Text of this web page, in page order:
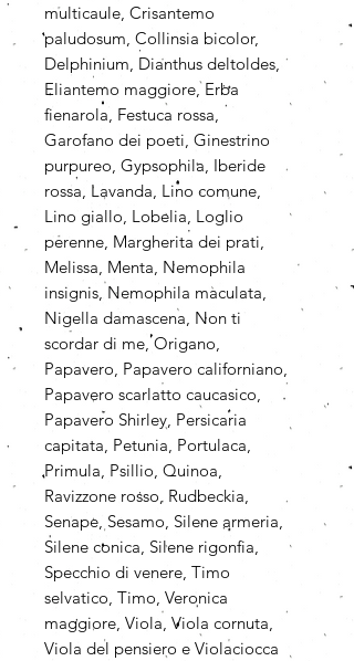
multicaule, Crisantemo
paludosum, Collinsia bicolor,
Delphinium, Dianthus deltoldes,
Eliantemo maggiore, Erba
fienarola, Festuca rossa,
Garofano dei poeti, Ginestrino
purpureo, Gypsophila, Iberide
rossa, Lavanda, Lino comune,
Lino giallo, Lobelia, Loglio
perenne, Margherita dei prati,
Melissa, Menta, Nemophila
insignis, Nemophila maculata,
Nigella damascena, Non ti
scordar di me, Origano,
Papavero, Papavero californiano,
Papavero scarlatto caucasico,
Papavero Shirley, Persicaria
capitata, Petunia, Portulaca,
Primula, Psillio, Quinoa,
Ravizzone rosso, Rudbeckia,
Senape, Sesamo, Silene armeria,
Silene conica, Silene rigonfia,
Specchio di venere, Timo
selvatico, Timo, Veronica
maggiore, Viola, Viola cornuta,
Viola del pensiero e Violaciocca